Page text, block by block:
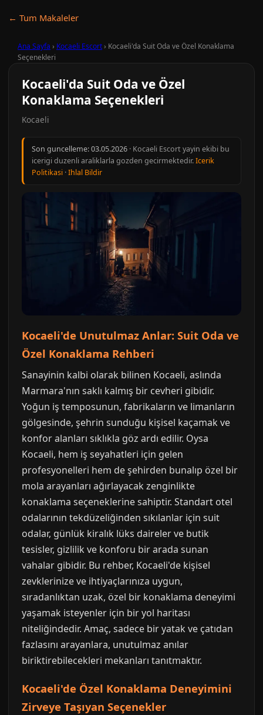
← Tum Makaleler
Ana Sayfa › Kocaeli Escort› Kocaeli'da Suit Oda ve Özel Konaklama
Seçenekleri
Kocaeli'da Suit Oda ve Özel
Konaklama Seçenekleri
Kocaeli
Son guncelleme:03.05.2026 · Kocaeli Escort yayin ekibi bu
icerigi duzenli araliklarla gozden gecirmektedir.Icerik
Politikasi ·Ihlal Bildir
Kocaeli'de Unutulmaz Anlar: Suit Oda ve
Özel Konaklama Rehberi
Sanayinin kalbi olarak bilinen Kocaeli, aslında
Marmara'nın saklı kalmış bir cevheri gibidir.
Yoğun iş temposunun, fabrikaların ve limanların
gölgesinde, şehrin sunduğu kişisel kaçamak ve
konfor alanları sıklıkla göz ardı edilir. Oysa
Kocaeli, hem iş seyahatleri için gelen
profesyonelleri hem de şehirden bunalıp özel bir
mola arayanları ağırlayacak zenginlikte
konaklama seçeneklerine sahiptir. Standart otel
odalarının tekdüzeliğinden sıkılanlar için suit
odalar, günlük kiralık lüks daireler ve butik
tesisler, gizlilik ve konforu bir arada sunan
vahalar gibidir. Bu rehber, Kocaeli'de kişisel
zevklerinize ve ihtiyaçlarınıza uygun,
sıradanlıktan uzak, özel bir konaklama deneyimi
yaşamak isteyenler için bir yol haritası
niteliğindedir. Amaç, sadece bir yatak ve çatıdan
fazlasını arayanlara, unutulmaz anılar
biriktirebilecekleri mekanları tanıtmaktır.
Kocaeli'de Özel Konaklama Deneyimini
Zirveye Taşıyan Seçenekler